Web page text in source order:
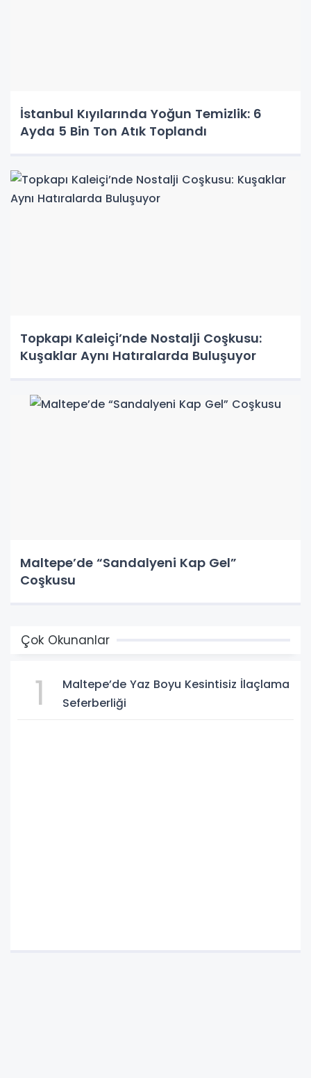
İstanbul Kıyılarında Yoğun Temizlik: 6
Ayda 5 Bin Ton Atık Toplandı
Topkapı Kaleiçi’nde Nostalji Coşkusu:
Kuşaklar Aynı Hatıralarda Buluşuyor
Maltepe’de “Sandalyeni Kap Gel”
Coşkusu
Çok Okunanlar
1
Maltepe’de Yaz Boyu Kesintisiz İlaçlama
Seferberliği